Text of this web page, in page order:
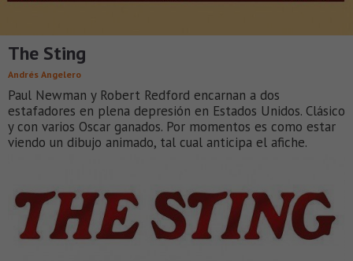
The Sting
Andrés Angelero
Paul Newman y Robert Redford encarnan a dos
estafadores en plena depresión en Estados Unidos. Clásico
y con varios Oscar ganados. Por momentos es como estar
viendo un dibujo animado, tal cual anticipa el afiche.